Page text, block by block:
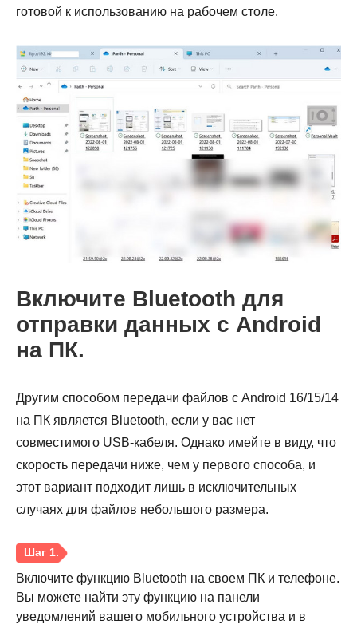
готовой к использованию на рабочем столе.
Включите Bluetooth для
отправки данных с Android
на ПК.
Другим способом передачи файлов с Android 16/15/14
на ПК является Bluetooth, если у вас нет
совместимого USB-кабеля. Однако имейте в виду, что
скорость передачи ниже, чем у первого способа, и
этот вариант подходит лишь в исключительных
случаях для файлов небольшого размера.
Включите функцию Bluetooth на своем ПК и телефоне.
Вы можете найти эту функцию на панели
уведомлений вашего мобильного устройства и в